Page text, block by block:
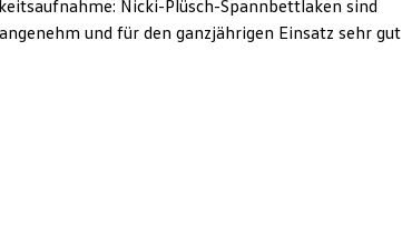
Nicki-Plüsch-Spannbettlaken sind
und für den ganzjährigen Einsatz sehr gut